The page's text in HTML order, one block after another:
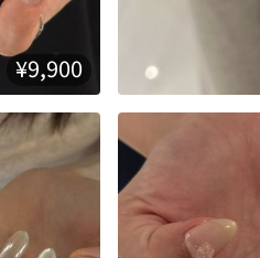
¥9,900